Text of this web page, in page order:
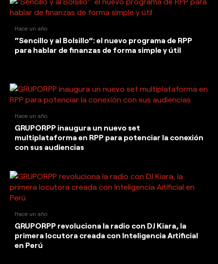
Hace un año
“Sencillo y al Bolsillo”: el nuevo programa de RPP
para hablar de finanzas de forma simple y útil
Hace un año
GRUPORPP inaugura un nuevo set
multiplataforma en RPP para potenciar la conexión
con sus audiencias
Hace un año
GRUPORPP revoluciona la radio con DJ Kiara, la
primera locutora creada con Inteligencia Artificial
en Perú